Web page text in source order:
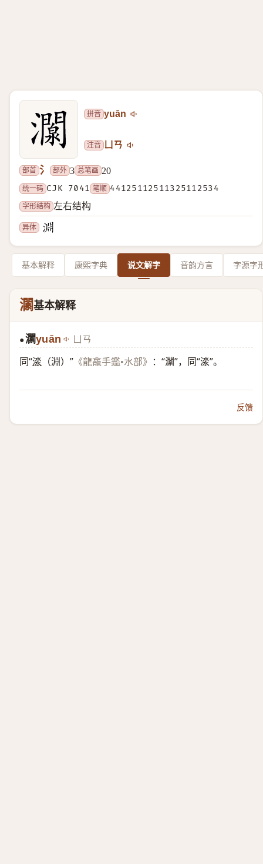
拼音 yuān
注音 ㄩㄢ
部首 氵 部外 3 总笔画 20
统一码 CJK 7041 笔顺 44125112511325112534
字形结构 左右结构
异体
基本解释 康熙字典 说文解字 音韵方言 字源字
灁基本解释
●灁yuān ㄩㄢ
同“渁 （淵）” 《龍龕手鑑•水部》 ：“灁”，同“渁”。
反馈